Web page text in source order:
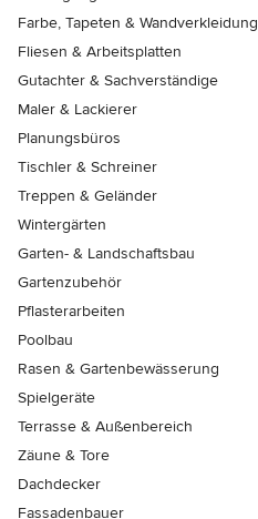
Farbe, Tapeten & Wandverkleidung
Fliesen & Arbeitsplatten
Gutachter & Sachverständige
Maler & Lackierer
Planungsbüros
Tischler & Schreiner
Treppen & Geländer
Wintergärten
Garten- & Landschaftsbau
Gartenzubehör
Pflasterarbeiten
Poolbau
Rasen & Gartenbewässerung
Spielgeräte
Terrasse & Außenbereich
Zäune & Tore
Dachdecker
Fassadenbauer